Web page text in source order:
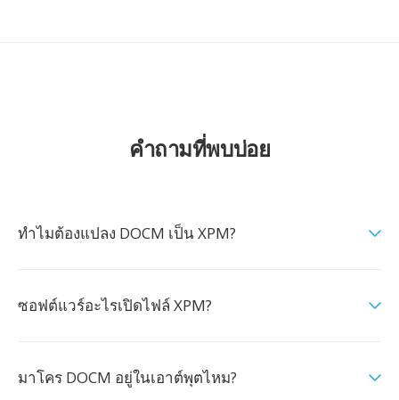
คำถามที่พบบ่อย
ทำไมต้องแปลง DOCM เป็น XPM?
ซอฟต์แวร์อะไรเปิดไฟล์ XPM?
มาโคร DOCM อยู่ในเอาต์พุตไหม?